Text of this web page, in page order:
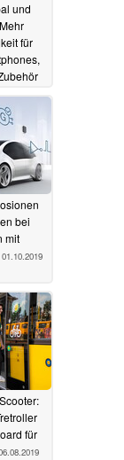
und
für
bei
mit
01.10.2019
für